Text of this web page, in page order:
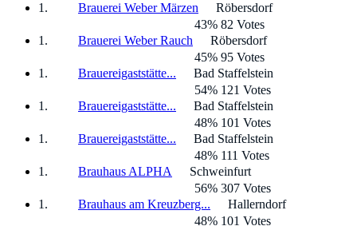
Brauerei Weber Märzen
Röbersdorf
43% 82 Votes
Brauerei Weber Rauch
Röbersdorf
45% 95 Votes
Brauereigaststätte...
Bad Staffelstein
54% 121 Votes
Brauereigaststätte...
Bad Staffelstein
48% 101 Votes
Brauereigaststätte...
Bad Staffelstein
48% 111 Votes
Brauhaus ALPHA
Schweinfurt
56% 307 Votes
Brauhaus am Kreuzberg...
Hallerndorf
48% 101 Votes